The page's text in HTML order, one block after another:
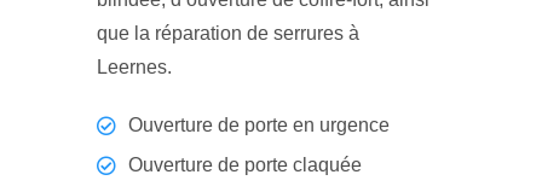
que la réparation de serrures à
Leernes.
Ouverture de porte en urgence
Ouverture de porte claquée